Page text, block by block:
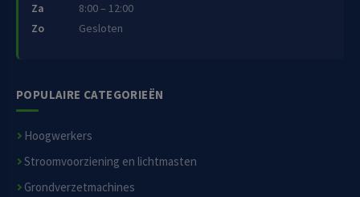
Za
8:00 – 12:00
Zo
Gesloten
POPULAIRE CATEGORIEËN
Hoogwerkers
Stroomvoorziening en lichtmasten
Grondverzetmachines